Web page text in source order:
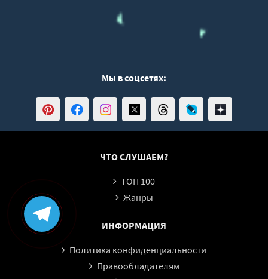
Мы в соцсетях:
ЧТО СЛУШАЕМ?
ТОП 100
Жанры
ИНФОРМАЦИЯ
Политика конфиденциальности
Правообладателям